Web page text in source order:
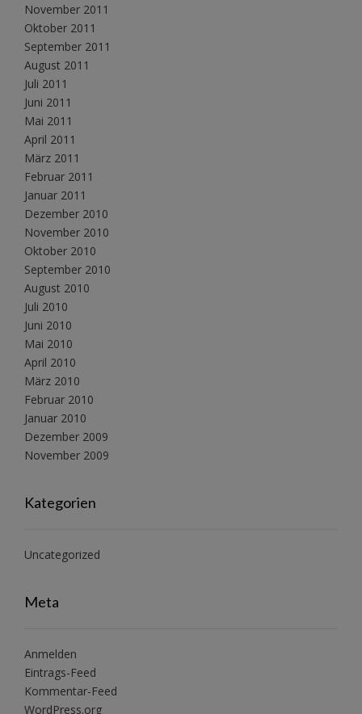
November 2011
Oktober 2011
September 2011
August 2011
Juli 2011
Juni 2011
Mai 2011
April 2011
März 2011
Februar 2011
Januar 2011
Dezember 2010
November 2010
Oktober 2010
September 2010
August 2010
Juli 2010
Juni 2010
Mai 2010
April 2010
März 2010
Februar 2010
Januar 2010
Dezember 2009
November 2009
Kategorien
Uncategorized
Meta
Anmelden
Eintrags-Feed
Kommentar-Feed
WordPress.org